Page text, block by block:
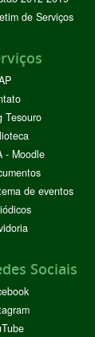
de Serviços
Tesouro
- Moodle
de eventos
Sociais